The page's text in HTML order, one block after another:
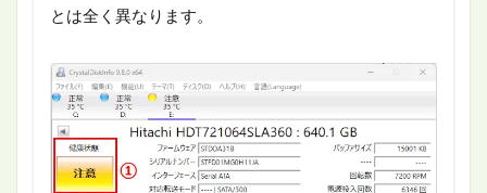
とは全く異なります。